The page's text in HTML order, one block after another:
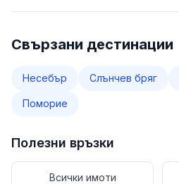
Свързани дестинации
Несебър Слънчев бряг
Поморие
Полезни връзки
Всички имоти